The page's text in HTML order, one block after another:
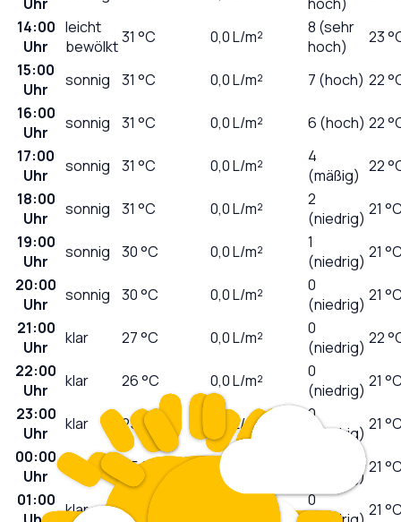
14:00
Uhr
leicht
bewölkt31 °C 0,0L/m²
8 (sehr
hoch)
23
15:00
Uhr
sonnig 31 °C 0,0L/m² 7 (hoch) 22
16:00
Uhr
sonnig 31 °C 0,0L/m² 6 (hoch) 22
17:00
Uhr
sonnig 31 °C 0,0L/m²
4
(mäßig) 22
18:00
Uhr
sonnig 31 °C 0,0L/m²
2
(niedrig) 21
19:00
Uhr
sonnig 30°C 0,0L/m²
1
(niedrig) 21
20:00
Uhr
sonnig 30°C 0,0L/m²
0
(niedrig) 21
21:00
Uhr
klar 27°C 0,0L/m²
0
(niedrig) 22
22:00
Uhr
klar 26°C 0,0L/m²
0
(niedrig) 21
23:00
Uhr
klar 25 °C L/m²
0
(niedrig) 21
00:00
Uhr
klar 25°C 0,0
(niedrig)21
01:00 klar 26 °C
0
21